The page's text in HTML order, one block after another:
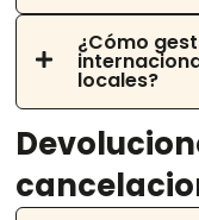
¿Cómo
locales?